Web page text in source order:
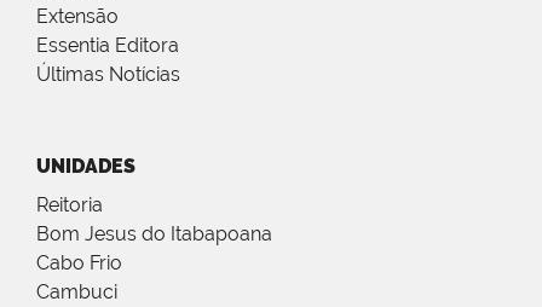
Extensão
Essentia Editora
Últimas Notícias
UNIDADES
Reitoria
Bom Jesus do Itabapoana
Cabo Frio
Cambuci